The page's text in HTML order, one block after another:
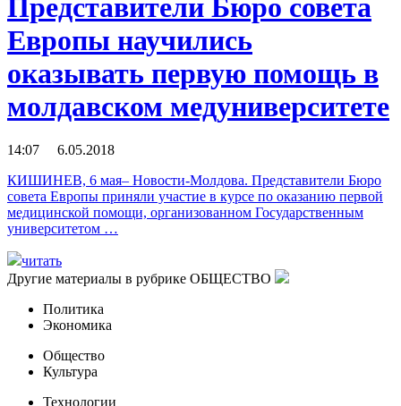
Представители Бюро совета
Европы научились
оказывать первую помощь в
молдавском медуниверситете
14:07 6.05.2018
КИШИНЕВ, 6 мая– Новости-Молдова. Представители Бюро
совета Европы приняли участие в курсе по оказанию первой
медицинской помощи, организованном Государственным
университетом …
читать
Другие материалы в рубрике ОБЩЕСТВО
Политика
Экономика
Общество
Культура
Технологии